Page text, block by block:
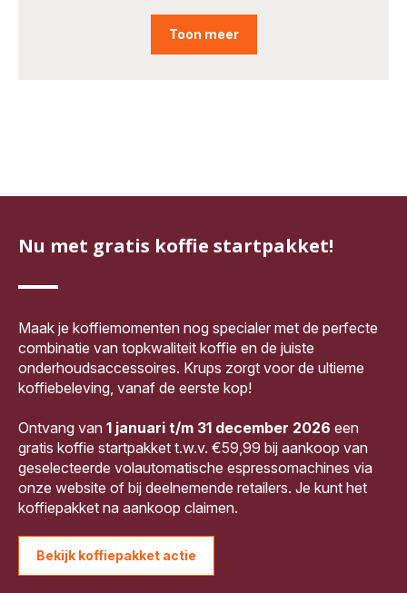
Toon meer
Nu met gratis koffie startpakket!
Maak je koffiemomenten nog specialer met de perfecte
combinatie van topkwaliteit koffie en de juiste
onderhoudsaccessoires. Krups zorgt voor de ultieme
koffiebeleving, vanaf de eerste kop!
Ontvang van 1 januari t/m 31 december 2026 een
gratis koffie startpakket t.w.v. €59,99 bij aankoop van
geselecteerde volautomatische espressomachines via
onze website of bij deelnemende retailers. Je kunt het
koffiepakket na aankoop claimen.
Bekijk koffiepakket actie